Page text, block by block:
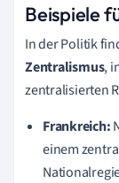
Beispiele
In der Politik
Zentralismus,
zentralisierten
Frankreich:
einem